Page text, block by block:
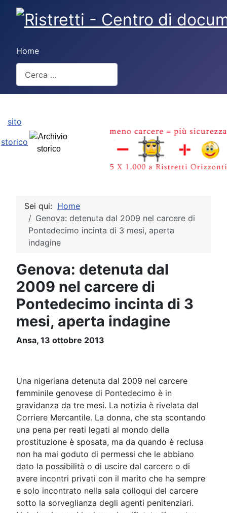
Home
Type 2 or more characters for results.
sito
storico
Sei qui: Home
Genova: detenuta dal 2009 nel carcere di
Pontedecimo incinta di 3 mesi, aperta
indagine
Genova: detenuta dal
2009 nel carcere di
Pontedecimo incinta di 3
mesi, aperta indagine
Ansa, 13 ottobre 2013
Una nigeriana detenuta dal 2009 nel carcere
femminile genovese di Pontedecimo è in
gravidanza da tre mesi. La notizia è rivelata dal
Corriere Mercantile. La donna, che sta scontando
una pena per reati legati al mondo della
prostituzione è sposata, ma da quando è reclusa
non ha mai goduto di permessi che le abbiano
dato la possibilità o di uscire dal carcere o di
avere incontri privati con il marito che ha sempre
e solo incontrato nella sala colloqui del carcere
sotto la sorveglianza degli agenti penitenziari.